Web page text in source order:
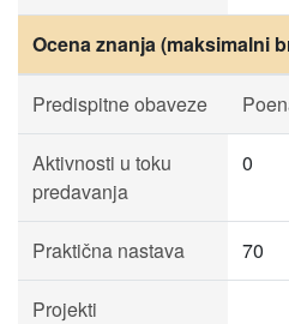
Ocena znanja (maksimalni
Predispitne obaveze
Aktivnosti u toku
predavanja
0
Praktična nastava 70
Projekti